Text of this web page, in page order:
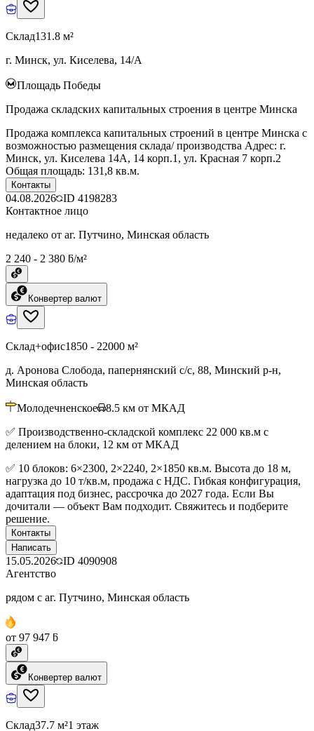
Склад131.8 м²
г. Минск, ул. Киселева, 14/А
Площадь Победы
Продажа складских капитальных строения в центре Минска
Продажа комплекса капитальных строений в центре Минска с
возможностью размещения склада/ производства Адрес: г.
Минск, ул. Киселева 14А, 14 корп.1, ул. Красная 7 корп.2
Общая площадь: 131,8 кв.м.
Контакты
04.08.2026 ID 4198283
Контактное лицо
недалеко от аг. Путчино, Минская область
2 240 - 2 380 ƃ/м²
Конвертер валют
Склад+офис1850 - 22000 м²
д. Аронова Слобода, папернянский с/с, 88, Минский р-н,
Минская область
Молодечненское 8.5 км от МКАД
✅ Производственно-складской комплекс 22 000 кв.м с
делением на блоки, 12 км от МКАД
✅ 10 блоков: 6×2300, 2×2240, 2×1850 кв.м. Высота до 18 м,
нагрузка до 10 т/кв.м, продажа с НДС. Гибкая конфигурация,
адаптация под бизнес, рассрочка до 2027 года. Если Вы
дочитали — объект Вам подходит. Свяжитесь и подберите
решение.
Контакты
Написать
15.05.2026 ID 4090908
Агентство
рядом с аг. Путчино, Минская область
от 97 947 ƃ
Конвертер валют
Склад37.7 м²1 этаж